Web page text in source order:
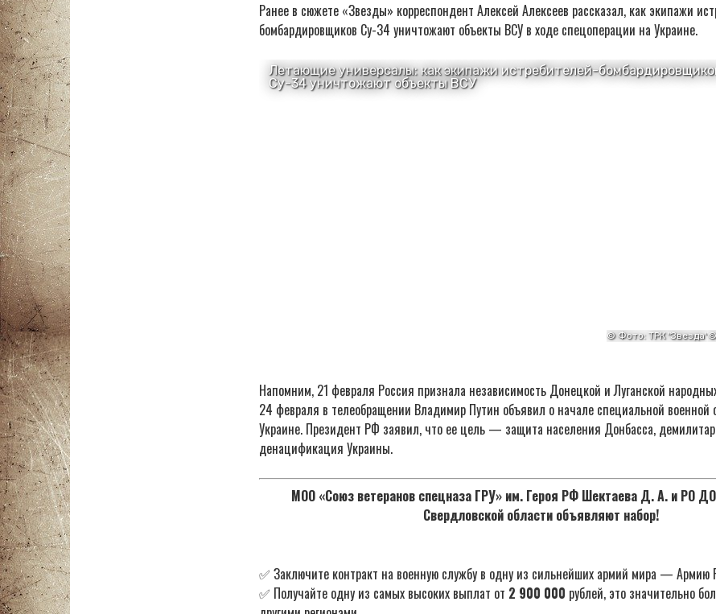
Ранее в сюжете «Звезды» корреспондент Алексей Алексеев рассказал, как экипажи
бомбардировщиков Су-34 уничтожают объекты ВСУ в ходе спецоперации на Украине.
Напомним, 21 февраля Россия признала независимость Донецкой и Луганской
24 февраля в телеобращении Владимир Путин объявил о начале специальной военной
Украине. Президент РФ заявил, что ее цель — защита населения Донбасса,
денацификация Украины.
МОО «Союз ветеранов спецназа ГРУ» им. Героя РФ Шектаева Д. А. и РО
Свердловской области объявляют набор!
✅ Заключите контракт на военную службу в одну из сильнейших армий мира — Армию
✅ Получайте одну из самых высоких выплат от 2 900 000 рублей, это значительно